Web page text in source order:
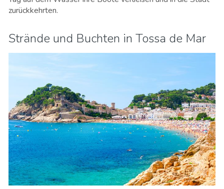
zurückkehrten.
Strände und Buchten in Tossa de Mar